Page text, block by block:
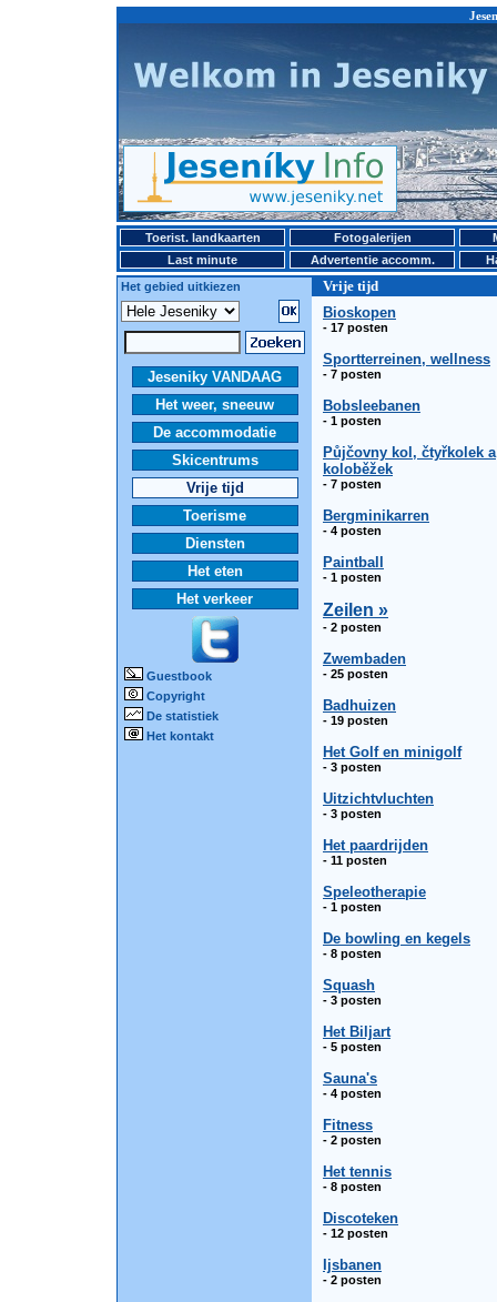
Toerist. landkaarten Fotogalerijen
Last minute
Advertentie accomm.
Het gebied uitkiezen
Vrije tijd
Jeseniky VANDAAG
Het weer, sneeuw
De accommodatie
Skicentrums
Vrije tijd
Toerisme
Diensten
Het eten
Het verkeer
Guestbook
Copyright
De statistiek
Het kontakt
Bioskopen
- 17 posten
Sportterreinen, wellness
- 7 posten
Bobsleebanen
- 1 posten
Půjčovny kol, čtyřkolek a
koloběžek
- 7 posten
Bergminikarren
- 4 posten
Paintball
- 1 posten
Zeilen »
- 2 posten
Zwembaden
- 25 posten
Badhuizen
- 19 posten
Het Golf en minigolf
- 3 posten
Uitzichtvluchten
- 3 posten
Het paardrijden
- 11 posten
Speleotherapie
- 1 posten
De bowling en kegels
- 8 posten
Squash
- 3 posten
Het Biljart
- 5 posten
Sauna's
- 4 posten
Fitness
- 2 posten
Het tennis
- 8 posten
Discoteken
- 12 posten
Ijsbanen
- 2 posten